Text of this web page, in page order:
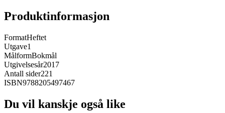
Produktinformasjon
FormatHeftet
Utgave1
MålformBokmål
Utgivelsesår2017
Antall sider221
ISBN9788205497467
Du vil kanskje også like